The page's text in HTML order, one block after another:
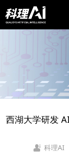
西湖大学研发
科理AI